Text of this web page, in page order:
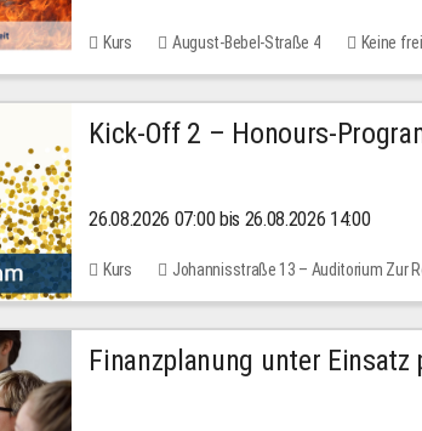
Kurs August-Bebel-Straße 4 Keine
Kick-Off 2 – Honours-
26.08.2026 07:00 bis 26.08.2026 14:00
Kurs Johannisstraße 13 – Auditorium Zur
Finanzplanung unter